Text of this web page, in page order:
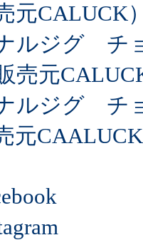
元CALUCK
ルジグ チ
売元
ルジグ チ
元